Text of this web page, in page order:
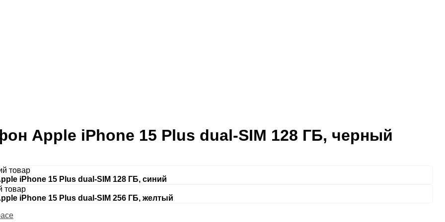
Apple iPhone 15 Plus dual-SIM 128 ГБ, черный
товар
iPhone 15 Plus dual-SIM 128 ГБ, синий
товар
iPhone 15 Plus dual-SIM 256 ГБ, желтый